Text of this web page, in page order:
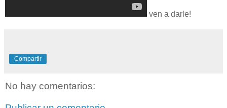
ven a darle!
Compartir
No hay comentarios: